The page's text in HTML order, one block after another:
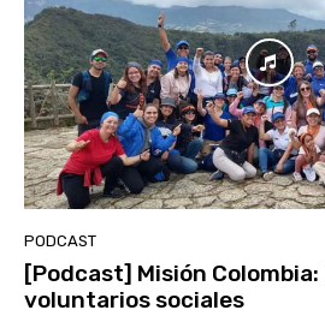
PODCAST
[Podcast] Misión Colombia:
voluntarios sociales